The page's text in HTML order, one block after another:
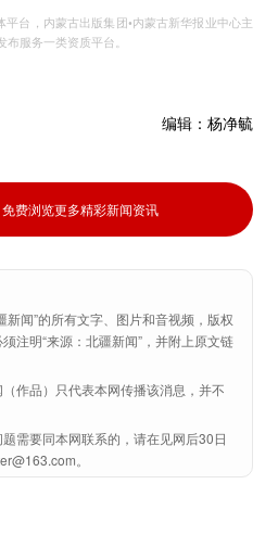
台，内蒙古出版集团•内蒙古新华报业中心主
服务一类资质平台。
编辑： 杨净毓
费浏览更多精彩新闻资讯
新闻”的所有文字、图片和音视频，版权
注明“来源：北疆新闻”，并附上原文链
作品）只代表本网传播该消息，并不
需要同本网联系的，请在见网后30日
。